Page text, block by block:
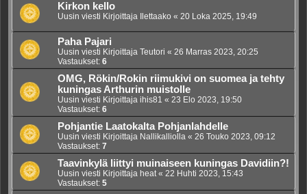
Kirkon kello
Uusin viesti Kirjoittaja Ilettaako « 20 Loka 2025, 19:49
Paha Pajari
Uusin viesti Kirjoittaja Teutori « 26 Marras 2023, 20:25
Vastaukset: 6
OMG, Rökin/Rokin riimukivi on suomea ja tehty
kuningas Arthurin muistolle
Uusin viesti Kirjoittaja ihis81 « 23 Elo 2023, 19:50
Vastaukset: 6
Pohjantie Laatokalta Pohjanlahdelle
Uusin viesti Kirjoittaja Nallikalliolla « 26 Touko 2023, 09:12
Vastaukset: 7
Taavinkylä liittyi muinaiseen kuningas Davidiin?!
Uusin viesti Kirjoittaja heat« 22 Huhti 2023, 15:43
Vastaukset: 5